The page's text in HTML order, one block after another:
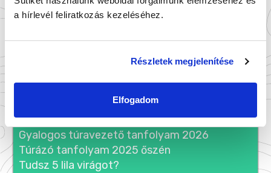
a hírlevél feliratkozás kezeléséhez.
Részletek megjelenítése
Elfogadom
LEGUTÓBBI BEJEGYZÉSEK
Gyalogos túravezető tanfolyam 2026
Túrázó tanfolyam 2025 őszén
Tudsz 5 lila virágot?